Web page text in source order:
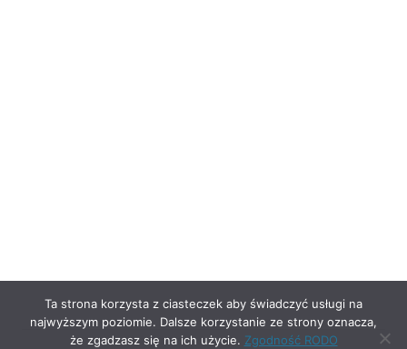
Ta strona korzysta z ciasteczek aby świadczyć usługi na
najwyższym poziomie. Dalsze korzystanie ze strony oznacza,
że zgadzasz się na ich użycie. Zgodność RODO